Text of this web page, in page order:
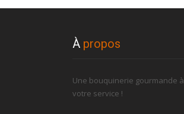
À propos
Une bouquinerie gourmande à
votre service !